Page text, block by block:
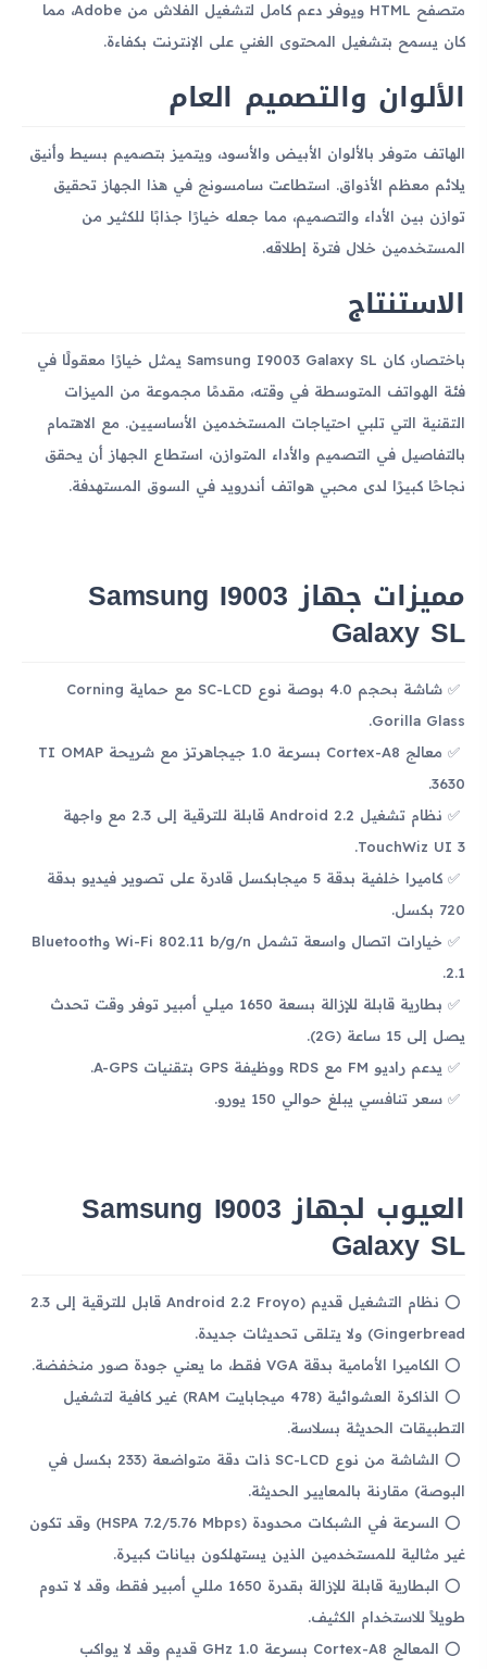
متصفح HTML ويوفر دعم كامل لتشغيل الفلاش من Adobe، مما
كان يسمح بتشغيل المحتوى الغني على الإنترنت بكفاءة.
الألوان والتصميم العام
الهاتف متوفر بالألوان الأبيض والأسود، ويتميز بتصميم بسيط وأنيق
يلائم معظم الأذواق. استطاعت سامسونج في هذا الجهاز تحقيق
توازن بين الأداء والتصميم، مما جعله خيارًا جذابًا للكثير من
المستخدمين خلال فترة إطلاقه.
الاستنتاج
باختصار، كان Samsung I9003 Galaxy SL يمثل خيارًا معقولًا في
فئة الهواتف المتوسطة في وقته، مقدمًا مجموعة من الميزات
التقنية التي تلبي احتياجات المستخدمين الأساسيين. مع الاهتمام
بالتفاصيل في التصميم والأداء المتوازن، استطاع الجهاز أن يحقق
نجاحًا كبيرًا لدى محبي هواتف أندرويد في السوق المستهدفة.
مميزات جهاز Samsung I9003
Galaxy SL
شاشة بحجم 4.0 بوصة نوع SC-LCD مع حماية Corning
Gorilla Glass.
معالج Cortex-A8 بسرعة 1.0 جيجاهرتز مع شريحة TI OMAP
3630.
نظام تشغيل Android 2.2 قابلة للترقية إلى 2.3 مع واجهة
TouchWiz UI 3.
كاميرا خلفية بدقة 5 ميجابكسل قادرة على تصوير فيديو بدقة
720 بكسل.
خيارات اتصال واسعة تشمل Wi-Fi 802.11 b/g/n وBluetooth
2.1.
بطارية قابلة للإزالة بسعة 1650 ميلي أمبير توفر وقت تحدث
يصل إلى 15 ساعة (2G).
يدعم راديو FM مع RDS ووظيفة GPS بتقنيات A-GPS.
سعر تنافسي يبلغ حوالي 150 يورو.
العيوب لجهاز Samsung I9003
Galaxy SL
نظام التشغيل قديم (Android 2.2 Froyo قابل للترقية إلى 2.3
Gingerbread) ولا يتلقى تحديثات جديدة.
الكاميرا الأمامية بدقة VGA فقط، ما يعني جودة صور منخفضة.
الذاكرة العشوائية (478 ميجابايت RAM) غير كافية لتشغيل
التطبيقات الحديثة بسلاسة.
الشاشة من نوع SC-LCD ذات دقة متواضعة (233 بكسل في
البوصة) مقارنة بالمعايير الحديثة.
السرعة في الشبكات محدودة (HSPA 7.2/5.76 Mbps) وقد تكون
غير مثالية للمستخدمين الذين يستهلكون بيانات كبيرة.
البطارية قابلة للإزالة بقدرة 1650 مللي أمبير فقط، وقد لا تدوم
طويلاً للاستخدام الكثيف.
المعالج Cortex-A8 بسرعة 1.0 GHz قديم وقد لا يواكب